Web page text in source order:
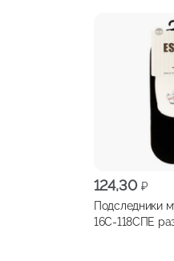
124,30 ₽
Подследники
16С-118СПЕ